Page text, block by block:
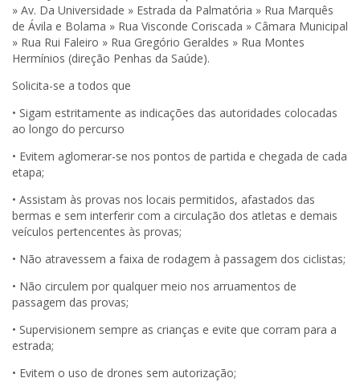
» Av. Da Universidade » Estrada da Palmatória » Rua Marquês
de Ávila e Bolama » Rua Visconde Coriscada » Câmara Municipal
» Rua Rui Faleiro » Rua Gregório Geraldes » Rua Montes
Hermínios (direção Penhas da Saúde).
Solicita-se a todos que
• Sigam estritamente as indicações das autoridades colocadas
ao longo do percurso
• Evitem aglomerar-se nos pontos de partida e chegada de cada
etapa;
• Assistam às provas nos locais permitidos, afastados das
bermas e sem interferir com a circulação dos atletas e demais
veículos pertencentes às provas;
• Não atravessem a faixa de rodagem à passagem dos ciclistas;
• Não circulem por qualquer meio nos arruamentos de
passagem das provas;
• Supervisionem sempre as crianças e evite que corram para a
estrada;
• Evitem o uso de drones sem autorização;